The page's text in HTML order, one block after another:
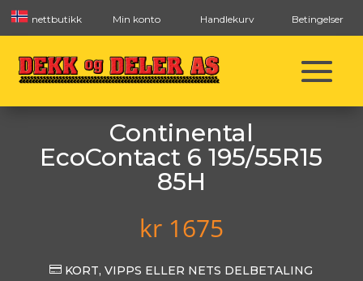
nettbutikk Min konto Handlekurv Betingelser
Continental
EcoContact 6 195/55R15
85H
kr1675
 KORT, VIPPS ELLER NETS DELBETALING